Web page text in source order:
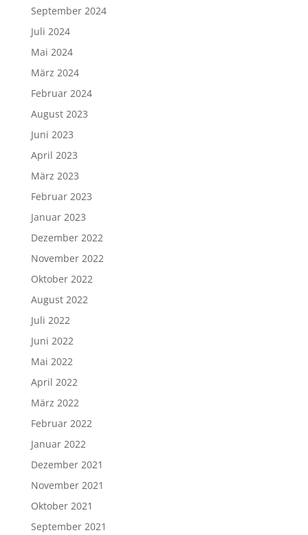
September 2024
Juli 2024
Mai 2024
März 2024
Februar 2024
August 2023
Juni 2023
April 2023
März 2023
Februar 2023
Januar 2023
Dezember 2022
November 2022
Oktober 2022
August 2022
Juli 2022
Juni 2022
Mai 2022
April 2022
März 2022
Februar 2022
Januar 2022
Dezember 2021
November 2021
Oktober 2021
September 2021